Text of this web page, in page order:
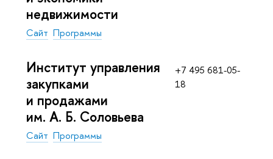
недвижимости
Сайт Программы
Институт управления
закупками
и продажами
им. А. Б. Соловьева
Сайт Программы
+7 495 681-05-
18